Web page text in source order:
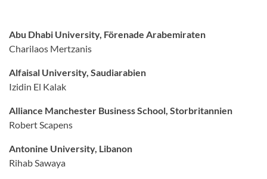
Abu Dhabi University, Förenade Arabemiraten
Charilaos Mertzanis
Alfaisal University, Saudiarabien
Izidin El Kalak
Alliance Manchester Business School, Storbritannien
Robert Scapens
Antonine University, Libanon
Rihab Sawaya